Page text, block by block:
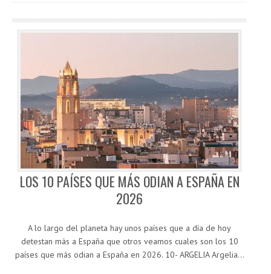
LOS 10 PAÍSES QUE MÁS ODIAN A ESPAÑA EN
2026
A lo largo del planeta hay unos países que a día de hoy
detestan más a España que otros veamos cuales son los 10
países que más odian a España en 2026. 10- ARGELIA Argelia…